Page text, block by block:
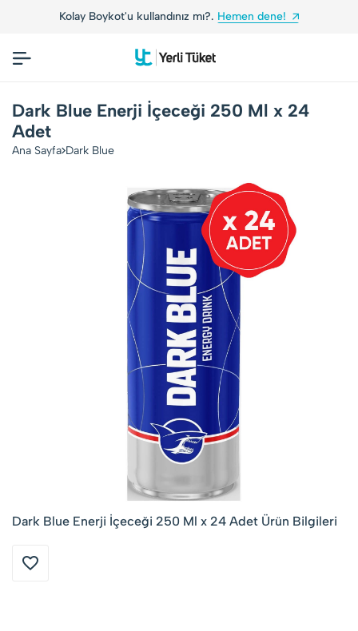
Kolay Boykot'u kullandınız mı?. Hemen dene!
Dark Blue Enerji İçeceği 250 Ml x 24
Adet
Ana Sayfa Dark Blue
Dark Blue Enerji İçeceği 250 Ml x 24 Adet Ürün Bilgileri